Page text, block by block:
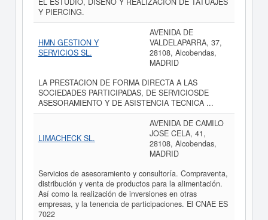
Y PIERCING.
HMN GESTION Y
SERVICIOS SL.
AVENIDA DE
VALDELAPARRA, 37,
28108, Alcobendas,
MADRID
LA PRESTACION DE FORMA DIRECTA A LAS
SOCIEDADES PARTICIPADAS, DE SERVICIOSDE
ASESORAMIENTO Y DE ASISTENCIA TECNICA ...
LIMACHECK SL.
AVENIDA DE CAMILO
JOSE CELA, 41,
28108, Alcobendas,
MADRID
Servicios de asesoramiento y consultoría. Compraventa,
distribución y venta de productos para la alimentación.
Así como la realización de inversiones en otras
empresas, y la tenencia de participaciones. El CNAE ES
7022